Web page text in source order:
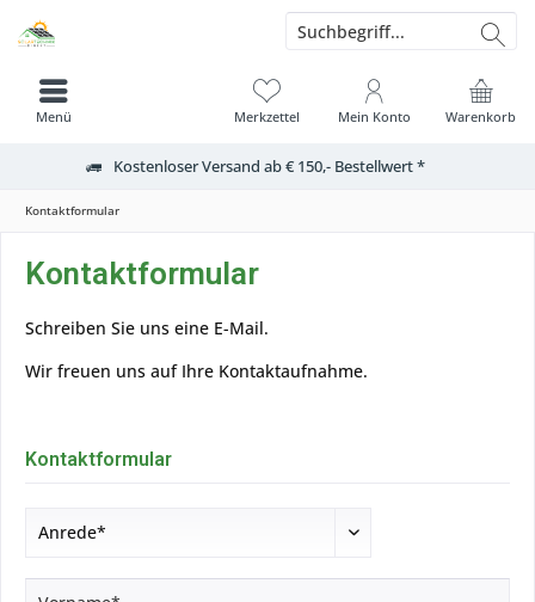
Kostenloser Versand ab € 150,- Bestellwert *
Warenkorb
Merkzettel Mein Konto
Menü
Kontaktformular
Kontaktformular
Schreiben Sie uns eine E-Mail.
Wir freuen uns auf Ihre Kontaktaufnahme.
Kontaktformular